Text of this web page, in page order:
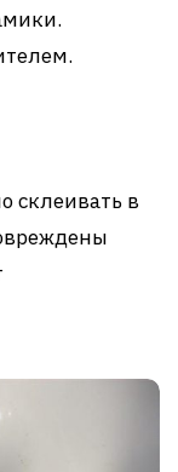
склеивать в